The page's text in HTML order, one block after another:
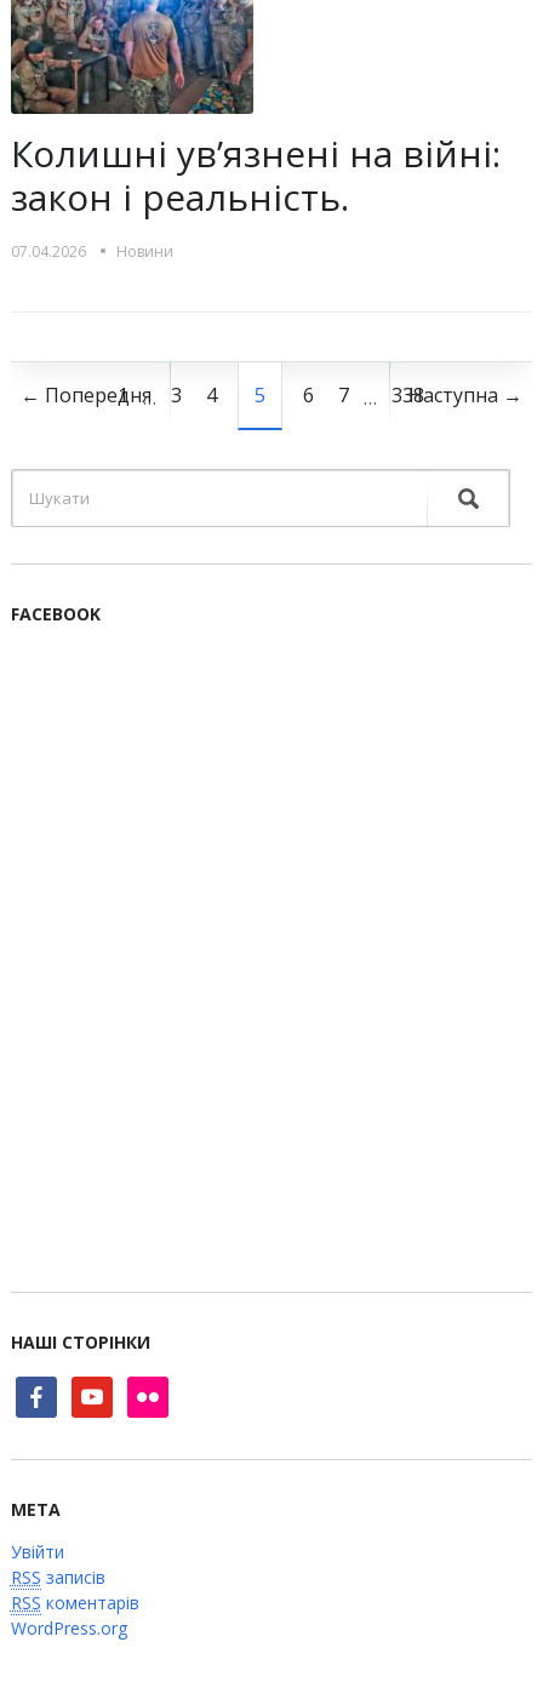
Колишні ув’язнені на війні:
закон і реальність.
07.04.2026 • Новини
← Попередня
1 … 3 4 5 6 7 … 338Наступна →
FACEBOOK
НАШІ СТОРІНКИ
facebookyoutube flickr
МЕТА
Увійти
RSS записів
RSS коментарів
WordPress.org